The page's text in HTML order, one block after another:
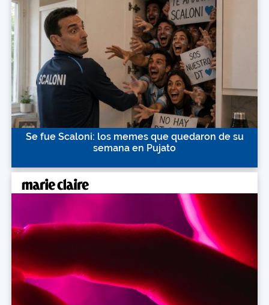
Se fue Scaloni: los memes que quedaron de su
semana en Pujato